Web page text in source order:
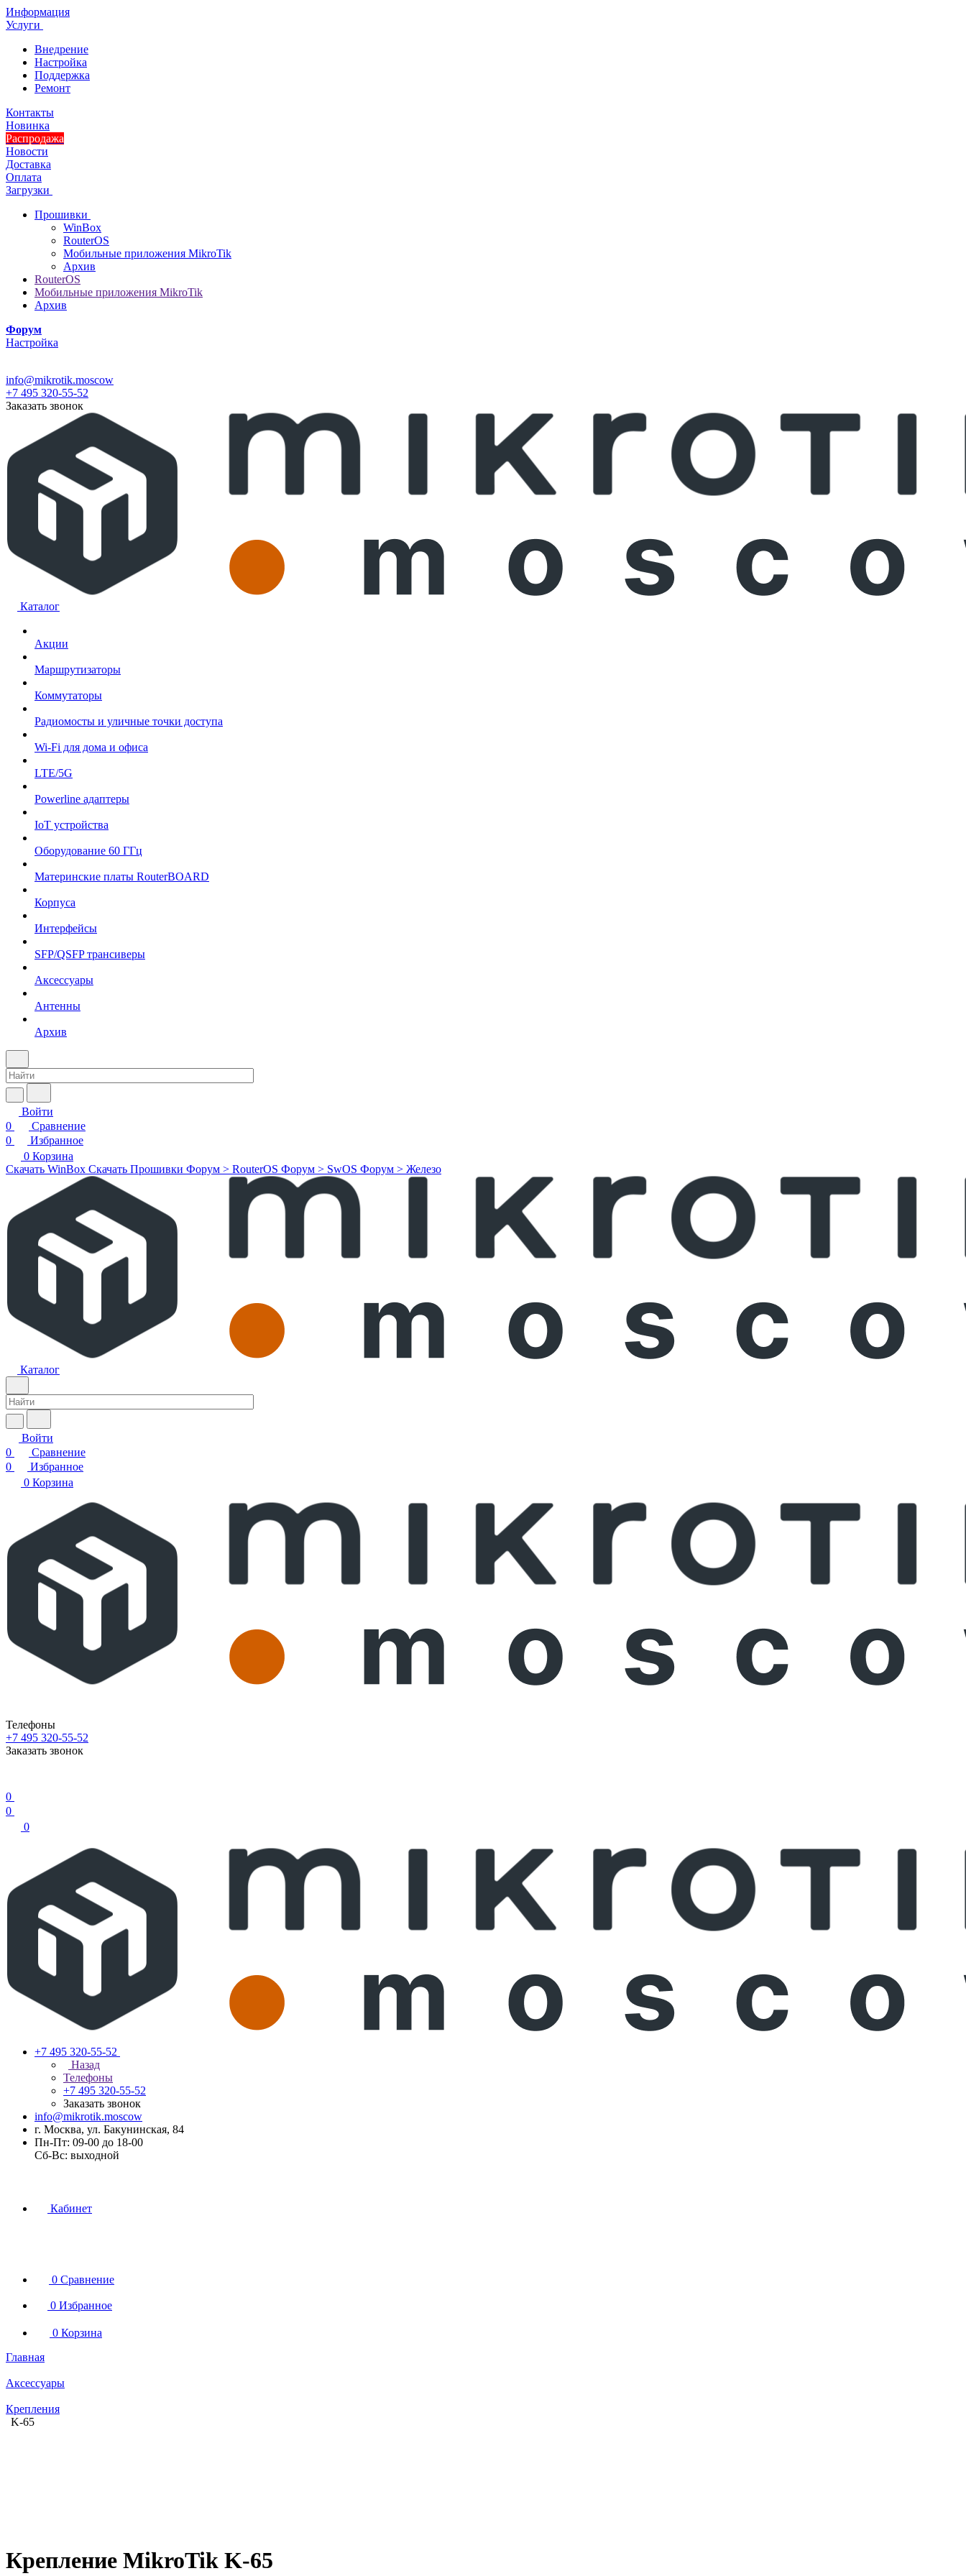
Информация
Услуги
Внедрение
Настройка
Поддержка
Ремонт
Контакты
Новинка
Распродажа
Новости
Доставка
Оплата
Загрузки
Прошивки
WinBox
RouterOS
Мобильные приложения MikroTik
Архив
RouterOS
Мобильные приложения MikroTik
Архив
Форум
Настройка
info@mikrotik.moscow
+7 495 320-55-52
Заказать звонок
Каталог
Акции
Маршрутизаторы
Коммутаторы
Радиомосты и уличные точки доступа
Wi-Fi для дома и офиса
LTE/5G
Powerline адаптеры
IoT устройства
Оборудование 60 ГГц
Материнские платы RouterBOARD
Корпуса
Интерфейсы
SFP/QSFP трансиверы
Аксессуары
Антенны
Архив
Войти
0
Сравнение
0
Избранное
0 Корзина
Скачать WinBox Скачать Прошивки Форум > RouterOS Форум > SwOS Форум > Железо
Каталог
Войти
0
Сравнение
0
Избранное
0 Корзина
Телефоны
+7 495 320-55-52
Заказать звонок
0
0
0
+7 495 320-55-52
Назад
Телефоны
+7 495 320-55-52
Заказать звонок
info@mikrotik.moscow
г. Москва, ул. Бакунинская, 84
Пн-Пт: 09-00 до 18-00
Сб-Вс: выходной
Кабинет
0 Сравнение
0 Избранное
0 Корзина
Главная
Аксессуары
Крепления
K-65
Крепление MikroTik K-65